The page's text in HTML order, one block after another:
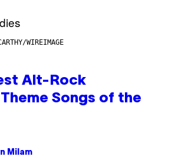
WIREIMAGE
Alt-Rock
Songs of the
Milam